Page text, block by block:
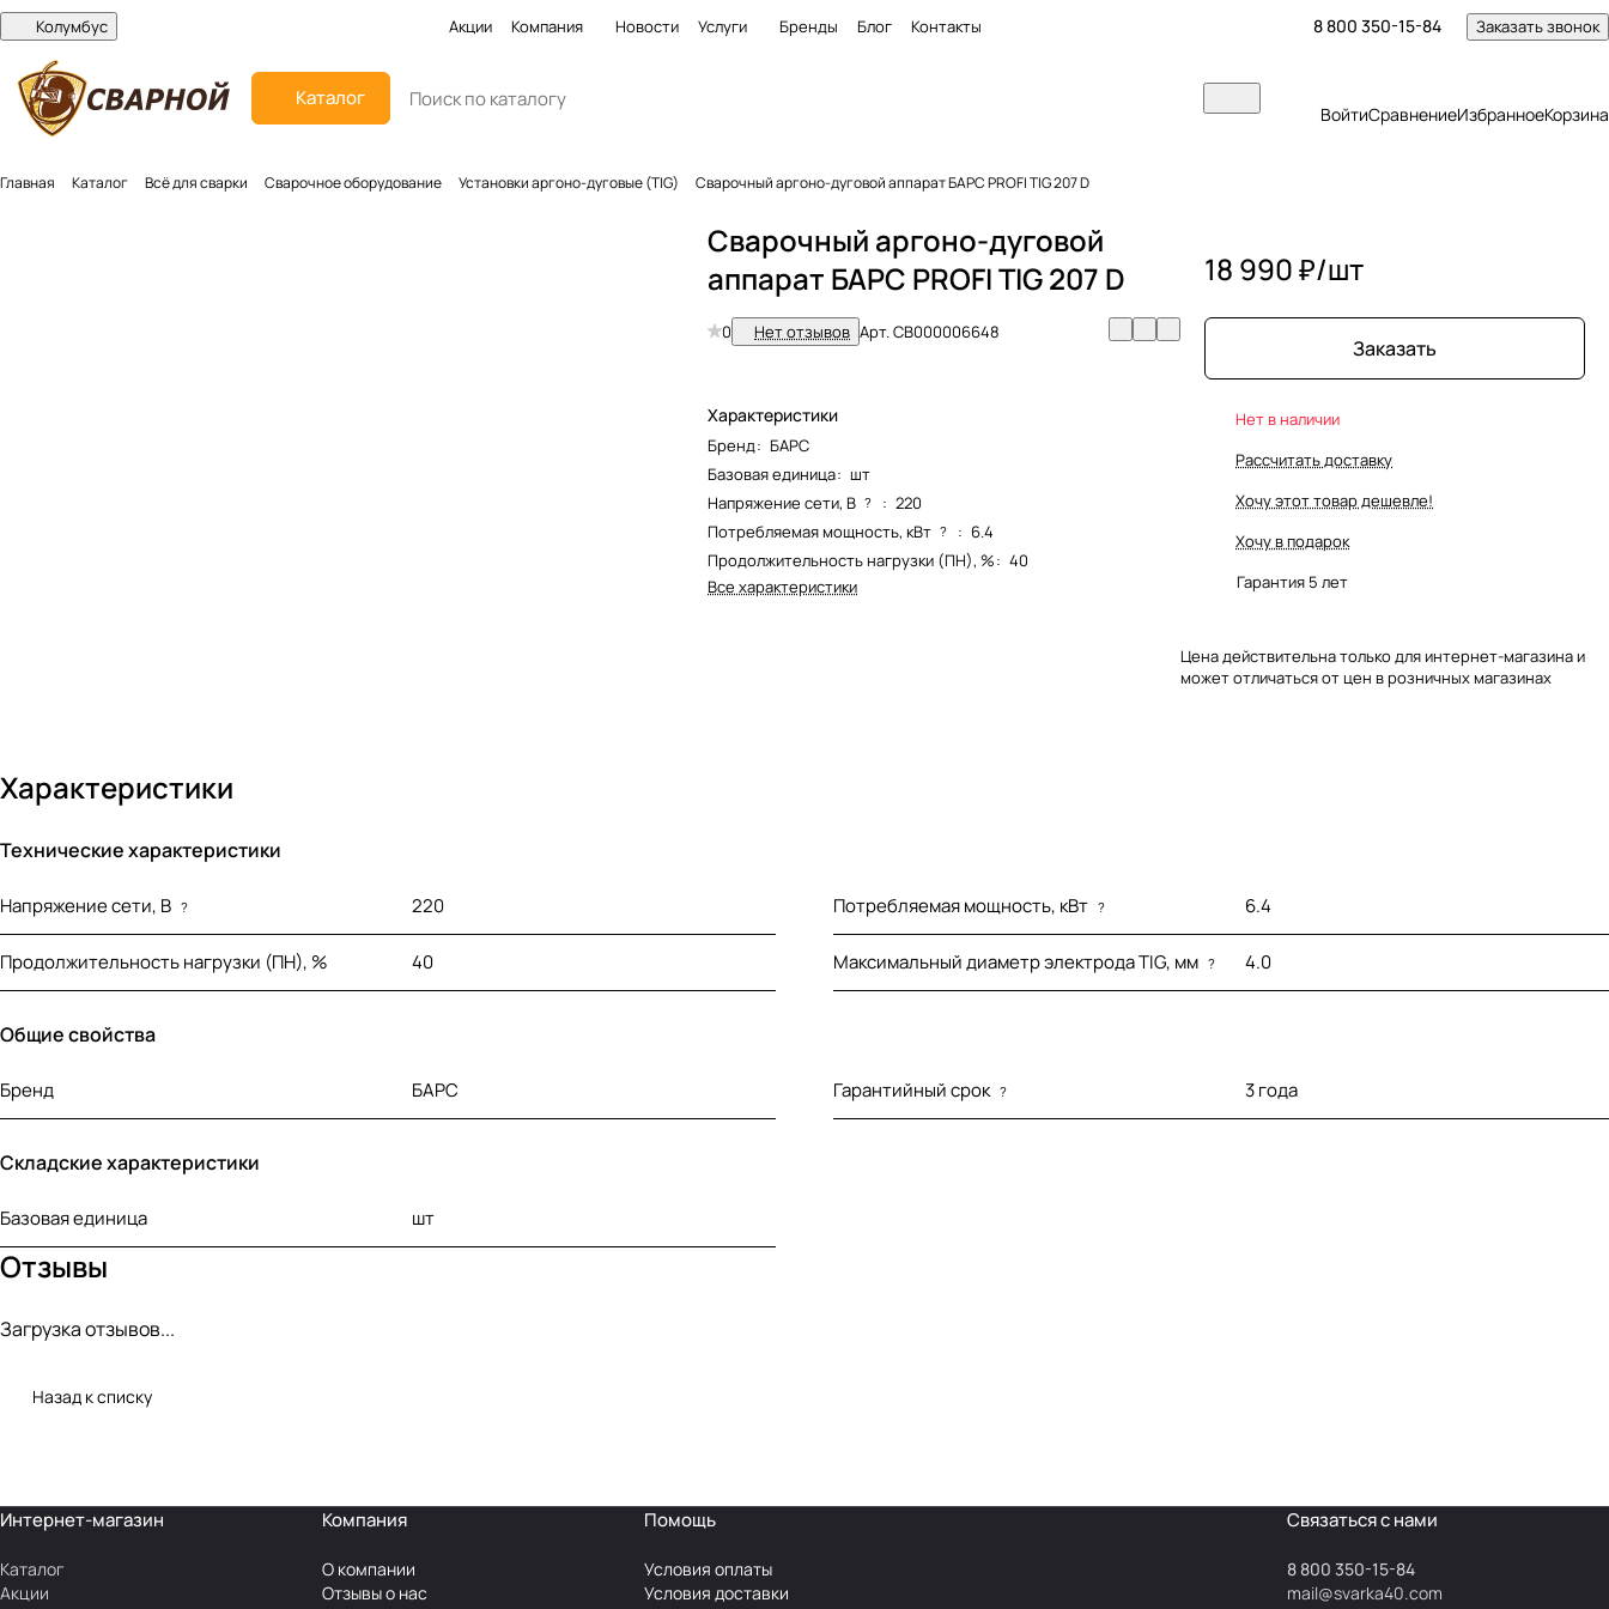
Колумбус Акции Компания Новости Услуги Бренды Блог Контакты 8 800 350-15-84 Заказать звонок
Каталог
ВойтиСравнениеИзбранноеКорзина
Главная Каталог Всё для сварки Сварочное оборудование Установки аргоно-дуговые (TIG) Сварочный аргоно-дуговой аппарат БАРС PROFI TIG 207 D
Сварочный аргоно-дуговой
аппарат БАРС PROFI TIG 207 D
0 Нет отзывов Арт.СВ000006648
Характеристики
Бренд: БАРС
Базовая единица: шт
Напряжение сети, В ? : 220
Потребляемая мощность, кВт ? : 6.4
Продолжительность нагрузки (ПН), %: 40
Все характеристики
18 990 ₽/шт
Заказать
Нет в наличии
Рассчитать доставку
Хочу этот товар дешевле!
Хочу в подарок
Гарантия 5 лет
Цена действительна только для интернет-магазина и
может отличаться от цен в розничных магазинах
Характеристики
Технические характеристики
Напряжение сети, В ? 220 Потребляемая мощность, кВт ? 6.4
Продолжительность нагрузки (ПН), % 40 Максимальный диаметр электрода TIG, мм ? 4.0
Общие свойства
Бренд БАРС Гарантийный срок ? 3 года
Складские характеристики
Базовая единица шт
Отзывы
Загрузка отзывов...
Назад к списку
Интернет-магазин
Каталог
Акции
Компания
О компании
Отзывы о нас
Помощь
Условия оплаты
Условия доставки
Связаться с нами
8 800 350-15-84
mail@svarka40.com